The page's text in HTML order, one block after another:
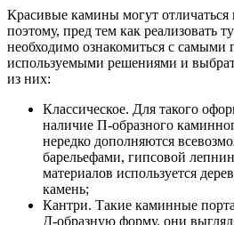
Красивые камины могут
поэтому, пред тем как реализовать
необходимо ознакомиться с самыми
используемыми решениями и
из них:
Классическое. Для такого
наличие П-образного
нередко дополняются
барельефами, гипсовой
материалов используется
камень;
Кантри. Такие каминные
Д-образную форму, они